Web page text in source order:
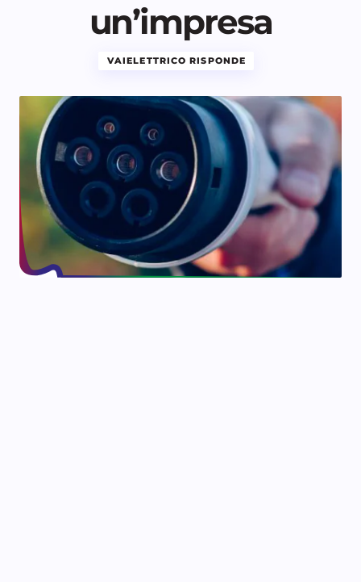
un’impresa
VAIELETTRICO RISPONDE